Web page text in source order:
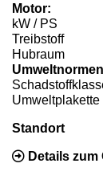
Motor:
kW / PS
Treibstoff
Hubraum
Umweltplakette
Standort
Details